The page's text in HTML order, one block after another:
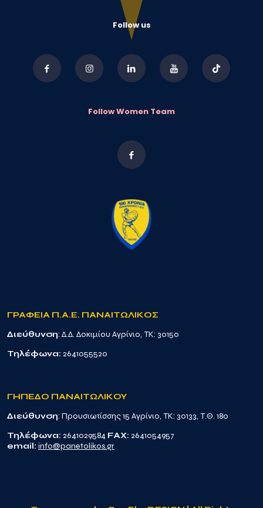
Follow us
Follow Women Team
ΓΡΑΦΕΙΑ Π.Α.Ε. ΠΑΝΑΙΤΩΛΙΚΟΣ
Διεύθυνση: Δ.Δ. Δοκιμίου Αγρίνιο, TK: 30150
Τηλέφωνα: 2641055520
ΓΗΠΕΔΟ ΠΑΝΑΙΤΩΛΙΚΟΥ
Διεύθυνση: Προυσιωτίσσης 15 Αγρίνιο, TK: 30133, Τ.Θ. 180
Τηλέφωνα: 2641029584 FAX: 2641054957
email: info@panetolikos.gr